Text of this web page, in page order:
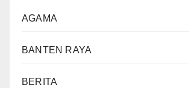
AGAMA
BANTEN RAYA
BERITA